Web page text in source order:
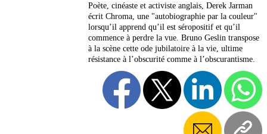
Poète, cinéaste et activiste anglais, Derek Jarman
écrit Chroma, une "autobiographie par la couleur"
lorsqu’il apprend qu’il est séropositif et qu’il
commence à perdre la vue. Bruno Geslin transpose
à la scène cette ode jubilatoire à la vie, ultime
résistance à l’obscurité comme à l’obscurantisme.